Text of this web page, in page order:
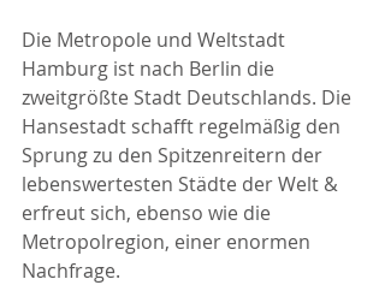
Die Metropole und Weltstadt
Hamburg ist nach Berlin die
zweitgrößte Stadt Deutschlands. Die
Hansestadt schafft regelmäßig den
Sprung zu den Spitzenreitern der
lebenswertesten Städte der Welt &
erfreut sich, ebenso wie die
Metropolregion, einer enormen
Nachfrage.